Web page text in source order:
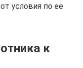
условия по ее
к